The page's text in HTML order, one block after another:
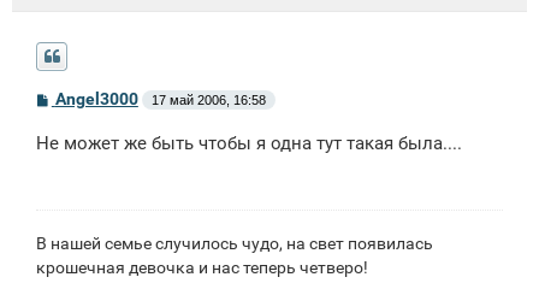
С
о
б
Angel3000 17 май 2006, 16:58
Не может же быть чтобы я одна тут такая была....
В нашей семье случилось чудо, на свет появилась
крошечная девочка и нас теперь четверо!